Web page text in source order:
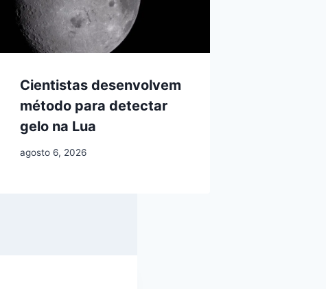
Cientistas desenvolvem
método para detectar
gelo na Lua
agosto 6, 2026